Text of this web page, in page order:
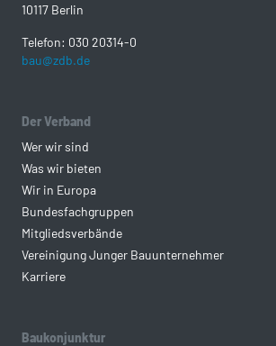
10117 Berlin
Telefon: 030 20314-0
bau@zdb.de
Der Verband
Wer wir sind
Was wir bieten
Wir in Europa
Bundesfachgruppen
Mitgliedsverbände
Vereinigung Junger Bauunternehmer
Karriere
Baukonjunktur